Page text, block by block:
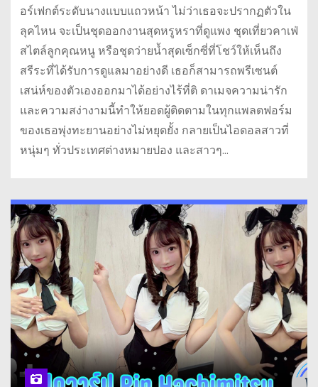
อร์เฟกต์ระดับนางแบบแถวหน้า ไม่ว่าเธอจะปรากฏตัวใน
ลุคไหน จะเป็นชุดออกงานสุดหรูหราที่ดูแพง ชุดเที่ยวคาเฟ่
สไตล์ลูกคุณหนู หรือชุดว่ายน้ำสุดเซ็กซี่ที่โชว์ให้เห็นถึง
สรีระที่ได้รับการดูแลมาอย่างดี เธอก็สามารถพรีเซนต์
เสน่ห์ของตัวเองออกมาได้อย่างไร้ที่ติ ดาเมจความน่ารัก
และความสง่างามนี้ทำให้ยอดผู้ติดตามในทุกแพลตฟอร์ม
ของเธอพุ่งทะยานอย่างไม่หยุดยั้ง กลายเป็นไอดอลสาวที่
หนุ่มๆ ทั่วประเทศต่างหมายปอง และสาวๆ…